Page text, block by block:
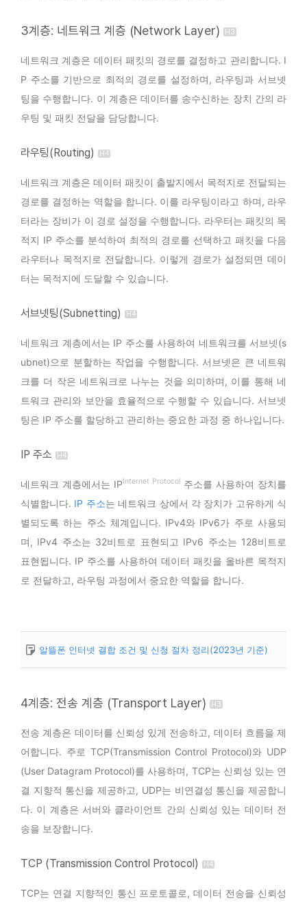
3계층: 네트워크 계층 (Network Layer)
네트워크 계층은 데이터 패킷의 경로를 결정하고 관리합니다. I
P 주소를 기반으로 최적의 경로를 설정하며, 라우팅과 서브넷
팅을 수행합니다. 이 계층은 데이터를 송수신하는 장치 간의 라
우팅 및 패킷 전달을 담당합니다.
라우팅(Routing)
네트워크 계층은 데이터 패킷이 출발지에서 목적지로 전달되는
경로를 결정하는 역할을 합니다. 이를 라우팅이라고 하며, 라우
터라는 장비가 이 경로 설정을 수행합니다. 라우터는 패킷의 목
적지 IP 주소를 분석하여 최적의 경로를 선택하고 패킷을 다음
라우터나 목적지로 전달합니다. 이렇게 경로가 설정되면 데이
터는 목적지에 도달할 수 있습니다.
서브넷팅(Subnetting)
네트워크 계층에서는 IP 주소를 사용하여 네트워크를 서브넷(s
ubnet)으로 분할하는 작업을 수행합니다. 서브넷은 큰 네트워
크를 더 작은 네트워크로 나누는 것을 의미하며, 이를 통해 네
트워크 관리와 보안을 효율적으로 수행할 수 있습니다. 서브넷
팅은 IP 주소를 할당하고 관리하는 중요한 과정 중 하나입니다.
IP 주소
네트워크 계층에서는 IPInternet Protocol
주소를 사용하여 장치를
식별합니다. IP 주소는 네트워크 상에서 각 장치가 고유하게 식
별되도록 하는 주소 체계입니다. IPv4와 IPv6가 주로 사용되
며, IPv4 주소는 32비트로 표현되고 IPv6 주소는 128비트로
표현됩니다. IP 주소를 사용하여 데이터 패킷을 올바른 목적지
로 전달하고, 라우팅 과정에서 중요한 역할을 합니다.
알뜰폰 인터넷 결합 조건 및 신청 절차 정리(2023년 기준)
4계층: 전송 계층 (Transport Layer)
전송 계층은 데이터를 신뢰성 있게 전송하고, 데이터 흐름을 제
어합니다. 주로 TCP(Transmission Control Protocol)와 UDP
(User Datagram Protocol)를 사용하며, TCP는 신뢰성 있는 연
결 지향적 통신을 제공하고, UDP는 비연결성 통신을 제공합니
다. 이 계층은 서버와 클라이언트 간의 신뢰성 있는 데이터 전
송을 보장합니다.
TCP (Transmission Control Protocol)
TCP는 연결 지향적인 통신 프로토콜로, 데이터 전송을 신뢰성